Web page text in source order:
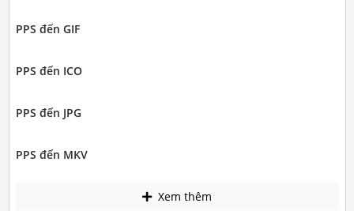
PPS đến GIF
PPS đến ICO
PPS đến JPG
PPS đến MKV
Xem thêm